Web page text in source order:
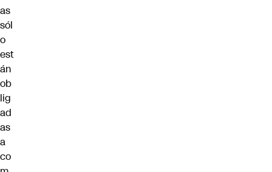
as
sól
o
est
án
ob
lig
ad
as
a
co